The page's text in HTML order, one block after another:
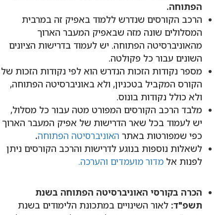
הפתוחה.
הרכב הקורסים שנדרש ללמוד באפיק זה במרבית
המסלולים שונה מזה שבאפיק המעבר הארוך
מהאוניברסיטה הפתוחה. יש לעמוד בדרישות הציונים
השונים עבור כל פקולטה.
מספר נקודות הזכות הנדרש הוא לפי נקודות הזכות של
הקורס המקביל בטכניון, ולא באוניברסיטה הפתוחה,
ולא כולל נקודות בונוס.
מלבד הרכב הקורסים המפורט מטה עבור כל מסלול,
יש לעמוד בכל שאר הדרישות של אפיק המעבר הארוך
כפי שמפורטות באתר האוניברסיטה הפתוחה.
לשאלות נוספות בנוגע לדרישות והרכב הקורסים ניתן
לפנות אל מדור מועמדים והערכה.
הכרה בקורסי האוניברסיטה הפתוחה בשנת
תשפ"ד: לאור השינויים במתכונת הלימודים בשנת